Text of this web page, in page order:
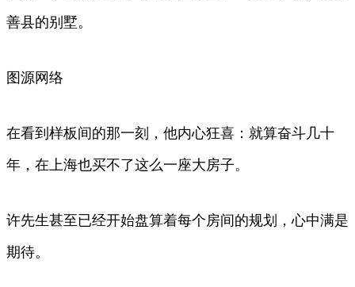
善县的别墅。
图源网络
在看到样板间的那一刻，他内心狂喜：就算奋斗几十
年，在上海也买不了这么一座大房子。
许先生甚至已经开始盘算着每个房间的规划，心中满是
期待。